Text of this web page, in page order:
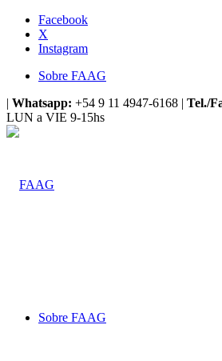
Facebook
X
Instagram
Sobre FAAG
| Whatsapp: +54 9 11 4947-6168 | Tel./
LUN a VIE 9-15hs
Sobre FAAG